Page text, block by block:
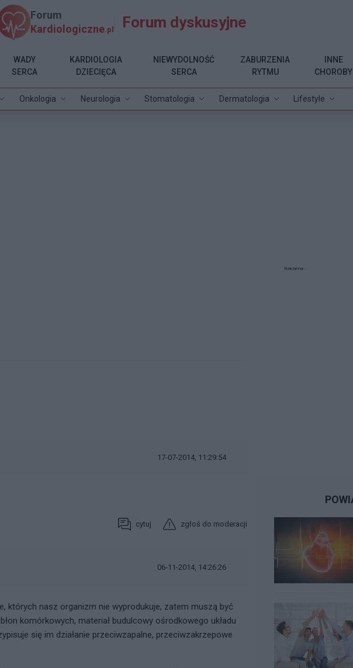
Forum
Kardiologiczne .pl Forum dyskusyjne
Onkologia Neurologia Stomatologia Dermatologia Lifestyle
WADY
SERCA
KARDIOLOGIA
DZIECIĘCA
NIEWYDOLNOŚĆ
SERCA
ZABURZENIA
RYTMU
INNE
CHOROBY
17-07-2014, 11:29:54
cytuj zgłoś do moderacji
06-11-2014, 14:26:26
których nasz organizm nie wyprodukuje, zatem muszą być
komórkowych, materiał budulcowy ośrodkowego układu
się im działanie przeciwzapalne, przeciwzakrzepowe
Reklama: